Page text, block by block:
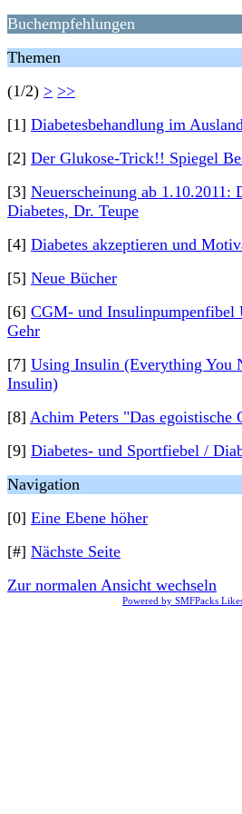
Buchempfehlungen
Themen
(1/2) > >>
[1] Diabetesbehandlung im
[2] Der Glukose-Trick!! Spiegel
[3] Neuerscheinung ab 1.10.2011:
Diabetes, Dr. Teupe
[4] Diabetes akzeptieren und
[5] Neue Bücher
[6] CGM- und Insulinpumpenfibel
Gehr
[7] Using Insulin (Everything You
Insulin)
[8] Achim Peters "Das egoistische
[9] Diabetes- und Sportfiebel /
Navigation
[0] Eine Ebene höher
[#] Nächste Seite
Zur normalen Ansicht wechseln
Powered by SMFPacks